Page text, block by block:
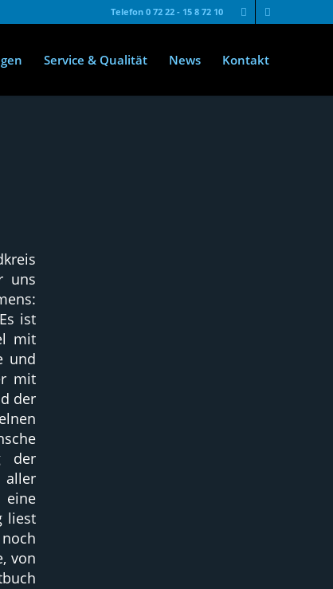
Telefon 0 72 22 - 15 8 72 10
Service & Qualität News Kontakt
uns
ist
mit
und
mit
der
der
eine
liest
von